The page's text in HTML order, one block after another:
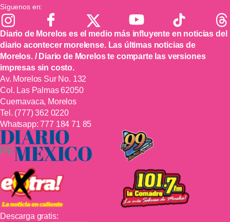
Síguenos en:
Diario de Morelos es el medio más influyente en noticias del
diario acontecer morelense. Las últimas noticias de
Morelos. / Diario de Morelos te comparte las versiones
impresas sin costo.
Av. Morelos Sur No. 132
Col. Las Palmas 62050
Cuernavaca, Morelos
Tel. (777) 362 0220
Whatsapp:777 184 71 85
Descarga gratis: